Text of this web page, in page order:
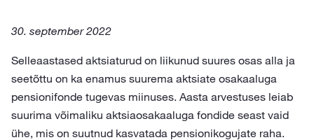
30. september 2022
Selleaastased aktsiaturud on liikunud suures osas alla ja
seetõttu on ka enamus suurema aktsiate osakaaluga
pensionifonde tugevas miinuses. Aasta arvestuses leiab
suurima võimaliku aktsiaosakaaluga fondide seast vaid
ühe, mis on suutnud kasvatada pensionikogujate raha.